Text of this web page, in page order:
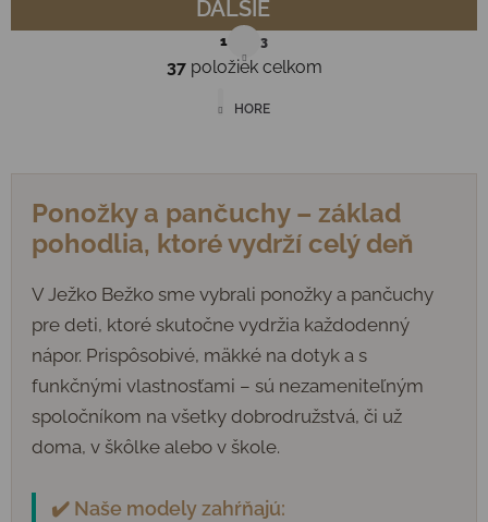
Ovládacie prvky výpisu
ĎALŠIE
Stránkovanie
1 3
37položiek celkom
HORE
Ponožky a pančuchy – základ
pohodlia, ktoré vydrží celý deň
V Ježko Bežko sme vybrali ponožky a pančuchy
pre deti, ktoré skutočne vydržia každodenný
nápor. Prispôsobivé, mäkké na dotyk a s
funkčnými vlastnosťami – sú nezameniteľným
spoločníkom na všetky dobrodružstvá, či už
doma, v škôlke alebo v škole.
✔️ Naše modely zahŕňajú: